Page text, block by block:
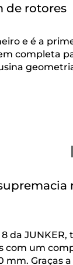
de rotores
e é a
completa
da
com um
Graças